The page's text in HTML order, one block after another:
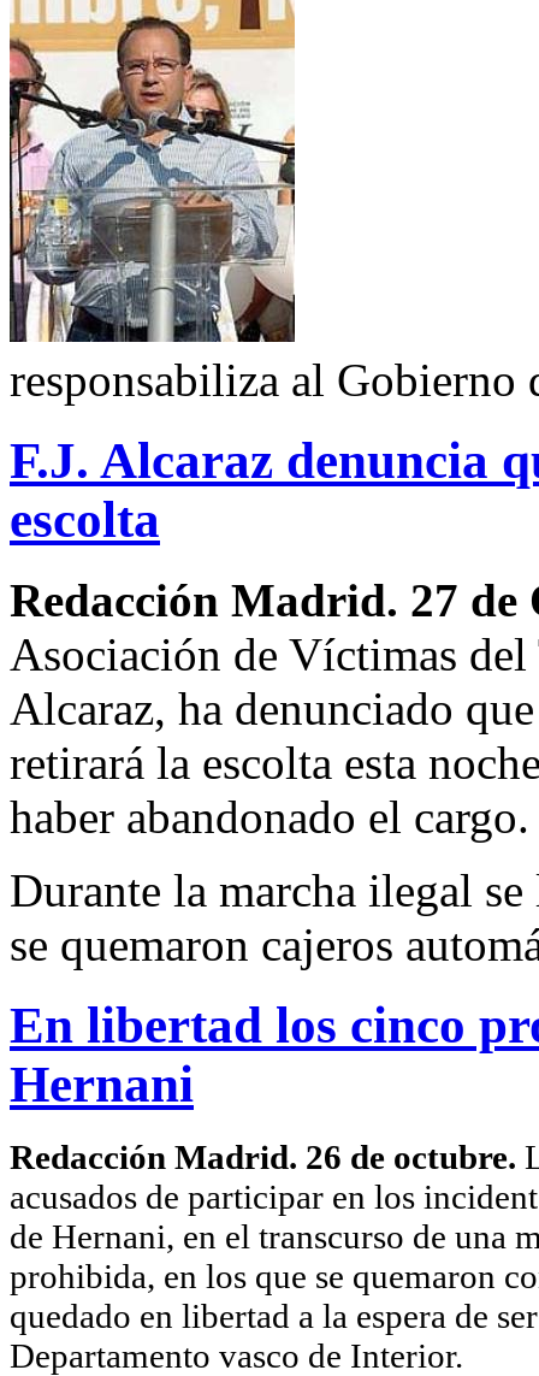
responsabiliza al Gobierno
F.J. Alcaraz denuncia
escolta
Redacción Madrid. 27
Asociación de Víctimas
Alcaraz, ha denunciado
retirará la escolta esta
haber abandonado el cargo.
Durante la marcha ilegal
se quemaron cajeros
En libertad los cinco
Hernani
Redacción Madrid. 26 de octubre.
acusados de participar en los
de Hernani, en el transcurso de una
prohibida, en los que se quemaron
quedado en libertad a la espera de
Departamento vasco de Interior.